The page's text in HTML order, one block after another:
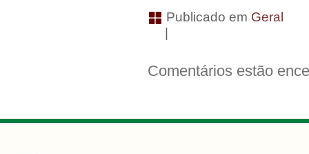
Publicado em Geral
Comentários estão